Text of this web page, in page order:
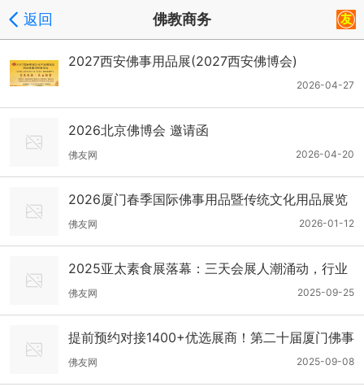
返回 佛教商务
2027西安佛事用品展(2027西安佛博会)
2026-04-27
2026北京佛博会 邀请函
2026-04-20
佛友网
2026厦门春季国际佛事用品暨传统文化用品展览
会
2026-01-12
佛友网
2025亚太素食展落幕：三天会展人潮涌动，行业
大咖共绘素食产业蓝图
2025-09-25
佛友网
提前预约对接1400+优选展商！第二十届厦门佛事
用品秋季展预登记全面开放！
2025-09-08
佛友网